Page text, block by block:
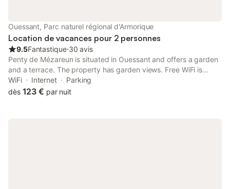
Ouessant, Parc naturel régional d'Armorique
Location de vacances pour 2 personnes
9.5Fantastique⋅30 avis
Penty de Mézareun is situated in Ouessant and offers a garden
and a terrace. The property has garden views. Free WiFi is
provided throughout the property.
WiFi Internet
Parking
dès 123 € par nuit